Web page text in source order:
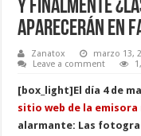
Y finalmente
aparecerán en
Zanatox marzo 13,
Leave a comment
[box_light]El día 4 de
sitio web de la emisora
alarmante: Las